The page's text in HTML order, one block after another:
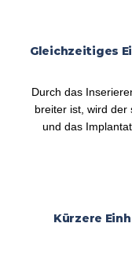
Gleichzeitiges
Durch das
breiter ist, wird der
und das
Kürzere